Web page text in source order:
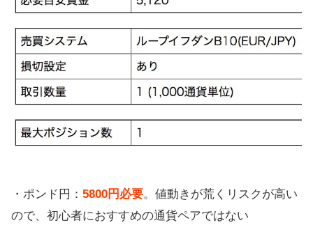
・ポンド円： 5800円必要。値動きが荒くリスクが高い
ので、初心者におすすめの通貨ペアではない